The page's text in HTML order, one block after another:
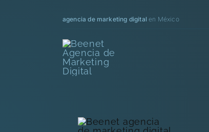
agencia de marketing digital en México